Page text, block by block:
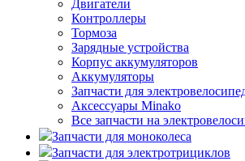
Двигатели
Контроллеры
Тормоза
Зарядные устройства
Корпус аккумуляторов
Аккумуляторы
Запчасти для
Аксессуары Minako
Все запчасти на
Запчасти для моноколеса
Запчасти для электротрициклов